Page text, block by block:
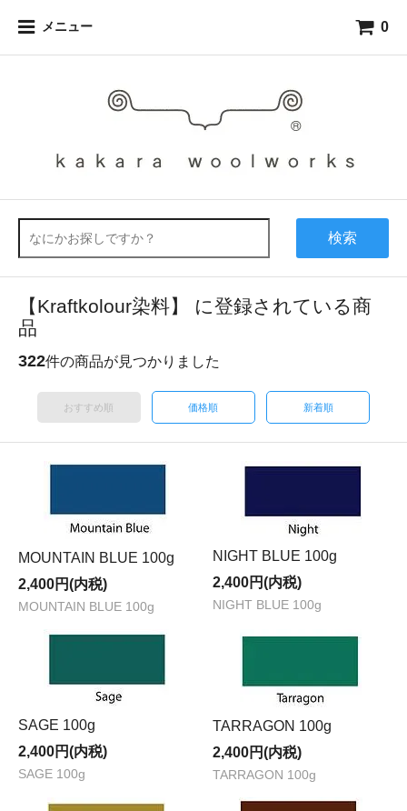
メニュー 0
検索
【Kraftkolour染料】 に登録されている商
品
322件の商品が見つかりました
おすすめ順 価格順 新着順
MOUNTAIN BLUE 100g
2,400円(内税)
MOUNTAIN BLUE 100g
NIGHT BLUE 100g
2,400円(内税)
NIGHT BLUE 100g
SAGE 100g
2,400円(内税)
SAGE 100g
TARRAGON 100g
2,400円(内税)
TARRAGON 100g